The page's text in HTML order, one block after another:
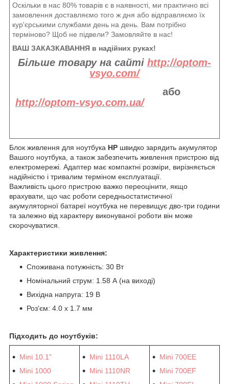
Оскільки в нас 80% товарів є в наявності, ми практично всі
замовлення доставляємо того ж дня або відправляємо їх
кур'єрськими службами день на день. Вам потрібно
терміново? Щоб не підвели? Замовляйте в нас!
ВАШ ЗАКАЗКАВАННЯ в надійних руках!
Більше товару на сайті http://optom-
vsyo.com/
або
http://optom-vsyo.com.ua/
Блок живлення для ноутбука HP швидко зарядить акумулятор
Вашого ноутбука, а також забезпечить живлення пристрою від
електромережі. Адаптер має компактні розміри, вирізняється
надійністю і тривалим терміном експлуатації.
Важливість цього пристрою важко переоцінити, якщо
врахувати, що час роботи середньостатистичної
акумуляторної батареї ноутбука не перевищує дво-три години
та залежно від характеру виконуваної роботи він може
скорочуватися.
Характеристики живлення:
Споживана потужність: 30 Вт
Номінальний струм: 1.58 А (на виході)
Вихідна напруга: 19 В
Роз'єм: 4.0 x 1.7 мм
Підходить до ноутбуків:
Mini 10.1"
Mini 1000
Mini 1110LA
Mini 1110NR
Mini 700EE
Mini 700EF